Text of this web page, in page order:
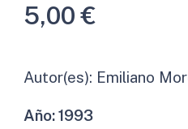
5,00€
Autor(es): Emiliano
Año:1993